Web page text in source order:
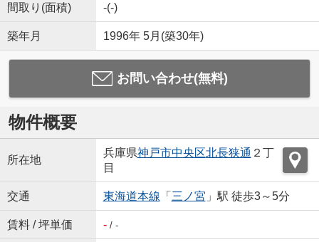
間取り(面積) -(-)
築年月 1996年 5月(築30年)
お問い合わせ(無料)
物件概要
所在地
兵庫県神戸市中央区北長狭通 ２丁
目
交通 東海道本線 「 三ノ宮 」駅 徒歩3～5分
賃料 / 坪単価 -/ -